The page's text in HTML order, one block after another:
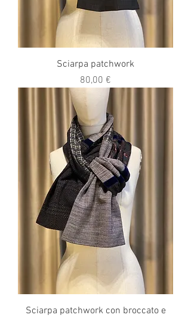
Sciarpa patchwork
Prezzo
80,00 €
Sciarpa patchwork con broccato e